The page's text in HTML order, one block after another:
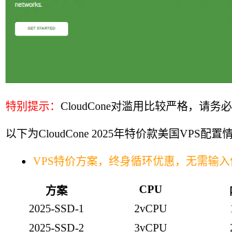
特别提示： CloudCone对滥用比较严格，请务
以下为CloudCone 2025年特价款美国VPS配
VPS特价方案，终身循环优惠，无需输
方案 CPU
2025-SSD-1
2vCPU
2025-SSD-2
3vCPU